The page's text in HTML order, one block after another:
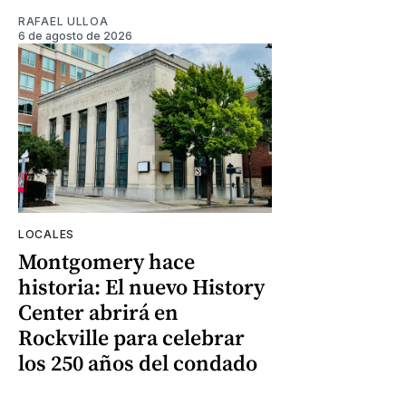
RAFAEL ULLOA
6 de agosto de 2026
LOCALES
Montgomery hace
historia: El nuevo History
Center abrirá en
Rockville para celebrar
los 250 años del condado